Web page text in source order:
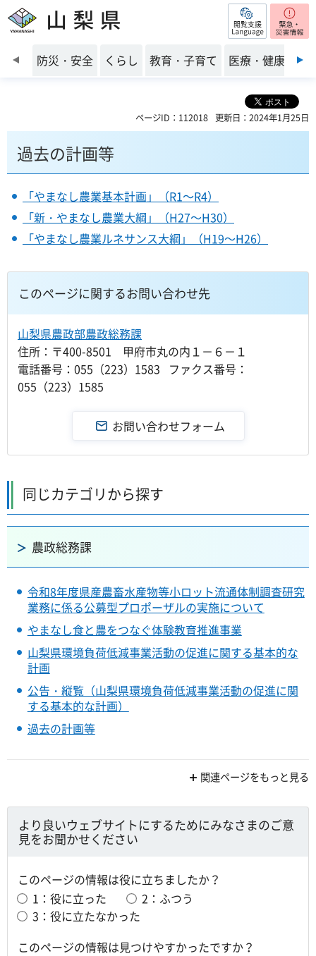
山梨県 閲覧支援
前のスライドを表示
防災・安全 くらし 教育・子育て 医療・健康・福
ページID：112018 更新日：2024年1月25日
過去の計画等
「やまなし農業基本計画」（R1～R4）
「新・やまなし農業大綱」（H27～H30）
「やまなし農業ルネサンス大綱」（H19～H26）
このページに関するお問い合わせ先
山梨県農政部農政総務課
住所：〒400-8501 甲府市丸の内１－６－１
電話番号：055（223）1583 ファクス番号：
055（223）1585
同じカテゴリから探す
農政総務課
令和8年度県産農畜水産物等小ロット流通体制調査研究
業務に係る公募型プロポーザルの実施について
やまなし食と農をつなぐ体験教育推進事業
山梨県環境負荷低減事業活動の促進に関する基本的な
計画
公告・縦覧（山梨県環境負荷低減事業活動の促進に関
する基本的な計画）
過去の計画等
関連ページをもっと見る
より良いウェブサイトにするためにみなさまのご意
見をお聞かせください
このページの情報は役に立ちましたか？
1：役に立った
2：ふつう
3：役に立たなかった
このページの情報は見つけやすかったですか？